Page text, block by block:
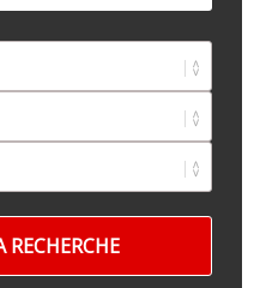
RECHERCHE